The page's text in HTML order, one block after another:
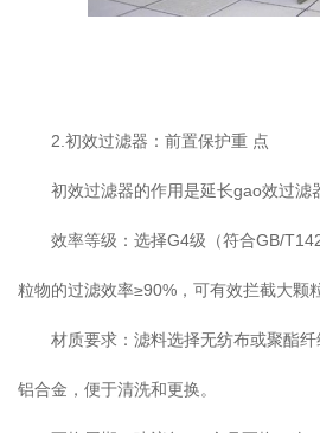
2.初效过滤器：前置保护重 点
初效过滤器的作用是延长gao效过滤
效率等级：选择G4级（符合GB/
粒物的过滤效率≥90%，可有效拦截大颗
材质要求：滤料选择无纺布或聚酯纤
铝合金，便于清洗和更换。